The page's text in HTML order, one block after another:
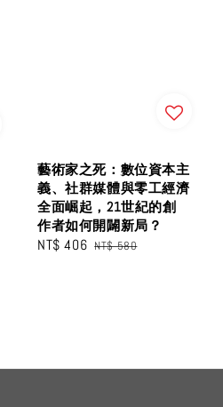
藝術家之死：數位資本主
義、社群媒體與零工經濟
全面崛起，21世紀的創
作者如何開闢新局？
Sale
NT$ 406 Regular
NT$ 580